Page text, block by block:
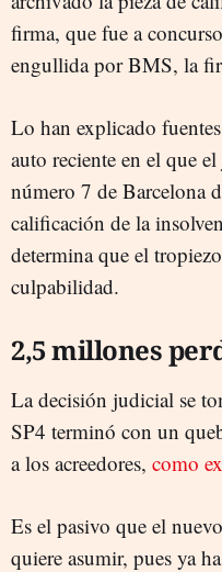
firma, que fue a
engullida por BMS, la
Lo han explicado
auto reciente en el que
número 7 de Barcelona
calificación de la
determina que el
culpabilidad.
2,5 millones
La decisión judicial se
SP4 terminó con un
a los acreedores, como
Es el pasivo que el
quiere asumir, pues ya